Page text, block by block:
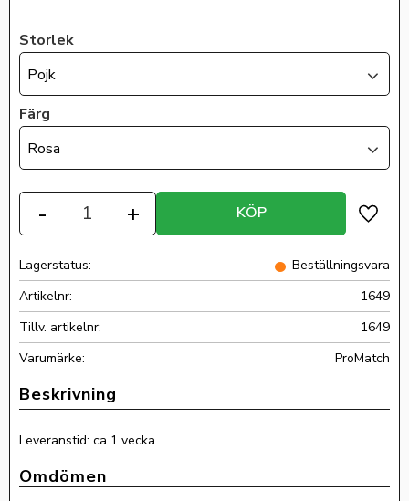
Storlek
Pojk
Färg
Rosa
+
- KÖP
Lägg
Lagerstatus
Beställningsvara
Artikelnr
1649
Tillv. artikelnr
1649
ProMatch
Leveranstid: ca 1 vecka.
Omdömen